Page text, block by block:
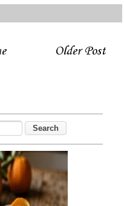
Older Post